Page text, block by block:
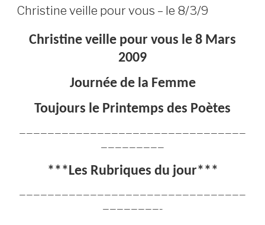
LE
Christine veille pour vous – le 8/3/9
Christine veille pour vous le 8 Mars
2009
Journée de la Femme
Toujours le Printemps des Poètes
————————————————————————————————
—————————
***Les Rubriques du jour***
————————————————————————————————
————————–